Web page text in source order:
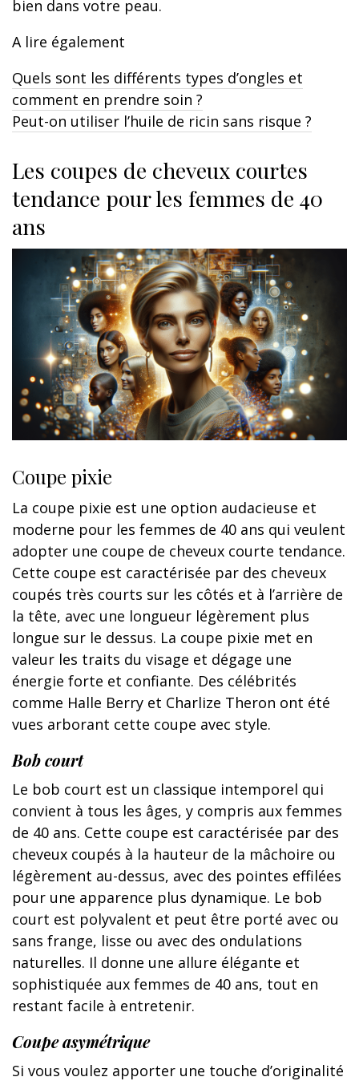
bien dans votre peau.
A lire également
Quels sont les différents types d’ongles et
comment en prendre soin ?
Peut-on utiliser l’huile de ricin sans risque ?
Les coupes de cheveux courtes
tendance pour les femmes de 40
ans
Coupe pixie
La coupe pixie est une option audacieuse et
moderne pour les femmes de 40 ans qui veulent
adopter une coupe de cheveux courte tendance.
Cette coupe est caractérisée par des cheveux
coupés très courts sur les côtés et à l’arrière de
la tête, avec une longueur légèrement plus
longue sur le dessus. La coupe pixie met en
valeur les traits du visage et dégage une
énergie forte et confiante. Des célébrités
comme Halle Berry et Charlize Theron ont été
vues arborant cette coupe avec style.
Bob court
Le bob court est un classique intemporel qui
convient à tous les âges, y compris aux femmes
de 40 ans. Cette coupe est caractérisée par des
cheveux coupés à la hauteur de la mâchoire ou
légèrement au-dessus, avec des pointes effilées
pour une apparence plus dynamique. Le bob
court est polyvalent et peut être porté avec ou
sans frange, lisse ou avec des ondulations
naturelles. Il donne une allure élégante et
sophistiquée aux femmes de 40 ans, tout en
restant facile à entretenir.
Coupe asymétrique
Si vous voulez apporter une touche d’originalité